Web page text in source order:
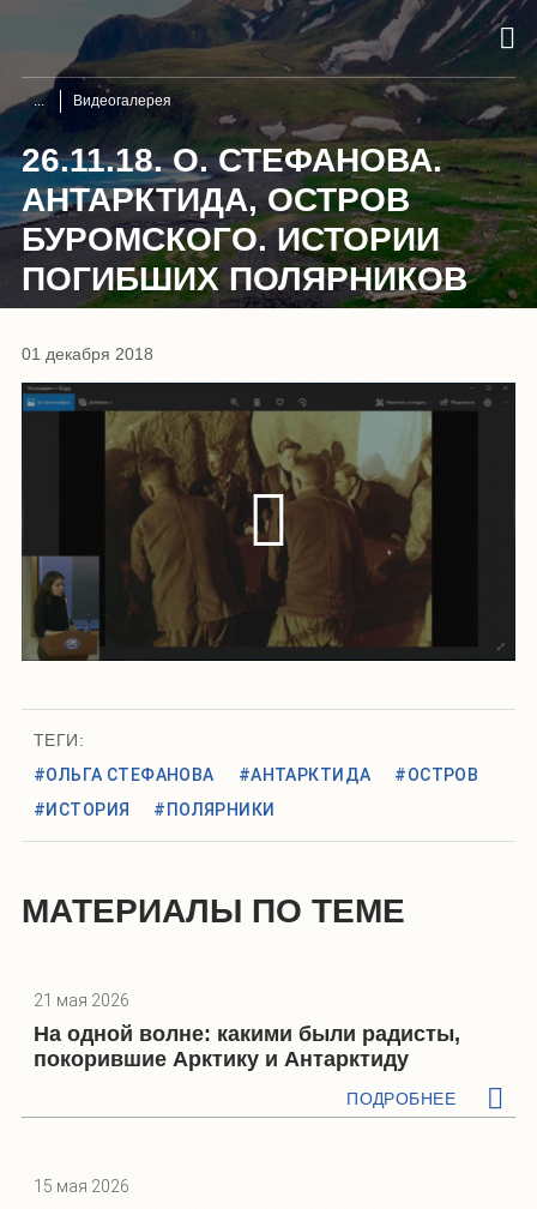
Видеогалерея
26.11.18. О. СТЕФАНОВА.
АНТАРКТИДА, ОСТРОВ
БУРОМСКОГО. ИСТОРИИ
ПОГИБШИХ ПОЛЯРНИКОВ
01 декабря 2018
ТЕГИ:
#ОЛЬГА СТЕФАНОВА
#АНТАРКТИДА
#ОСТРОВ
#ИСТОРИЯ
#ПОЛЯРНИКИ
МАТЕРИАЛЫ ПО ТЕМЕ
21 мая 2026
На одной волне: какими были радисты,
покорившие Арктику и Антарктиду
ПОДРОБНЕЕ
15 мая 2026